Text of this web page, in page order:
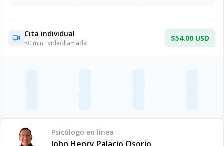
Cita individual
50 min · videollamada
$54.00 USD
Psicólogo en línea
John Henry Palacio Osorio